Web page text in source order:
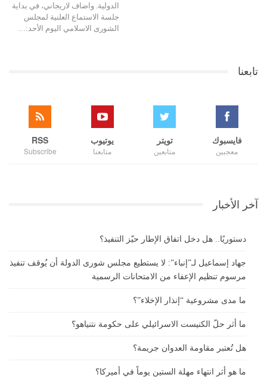
الدولیة. واضاف لاریجاني، في بدایة
جلسة الاستماع العلنیة لمجلس
الشورى الاسلامي الیوم الأحد:…
تابعنا
فايسبوك
معجبين
تويتر
متابعين
يوتيوب
متابعنا
RSS
Subscribe
آخر الأخبار
دستوريًا.. هل دخل اتفاق الإطار حيّز التنفيذ؟
جهاد إسماعيل لـ”إنباء”: لا يستطيع مجلس شورى الدولة أن يُوقف تنفيذ
مرسوم تنظيم الإعفاء من الامتحانات الرسمية
ما مدى مشروعية “إنذار الإخلاء”؟
ما أثر حلّ الكنيست الاسرائيلي على حكومة نتنياهو؟
هل تُعتبر مقاومة العدوان جريمة؟
ما هو أثر انتهاء مهلة الستين يوماً في أميركا؟